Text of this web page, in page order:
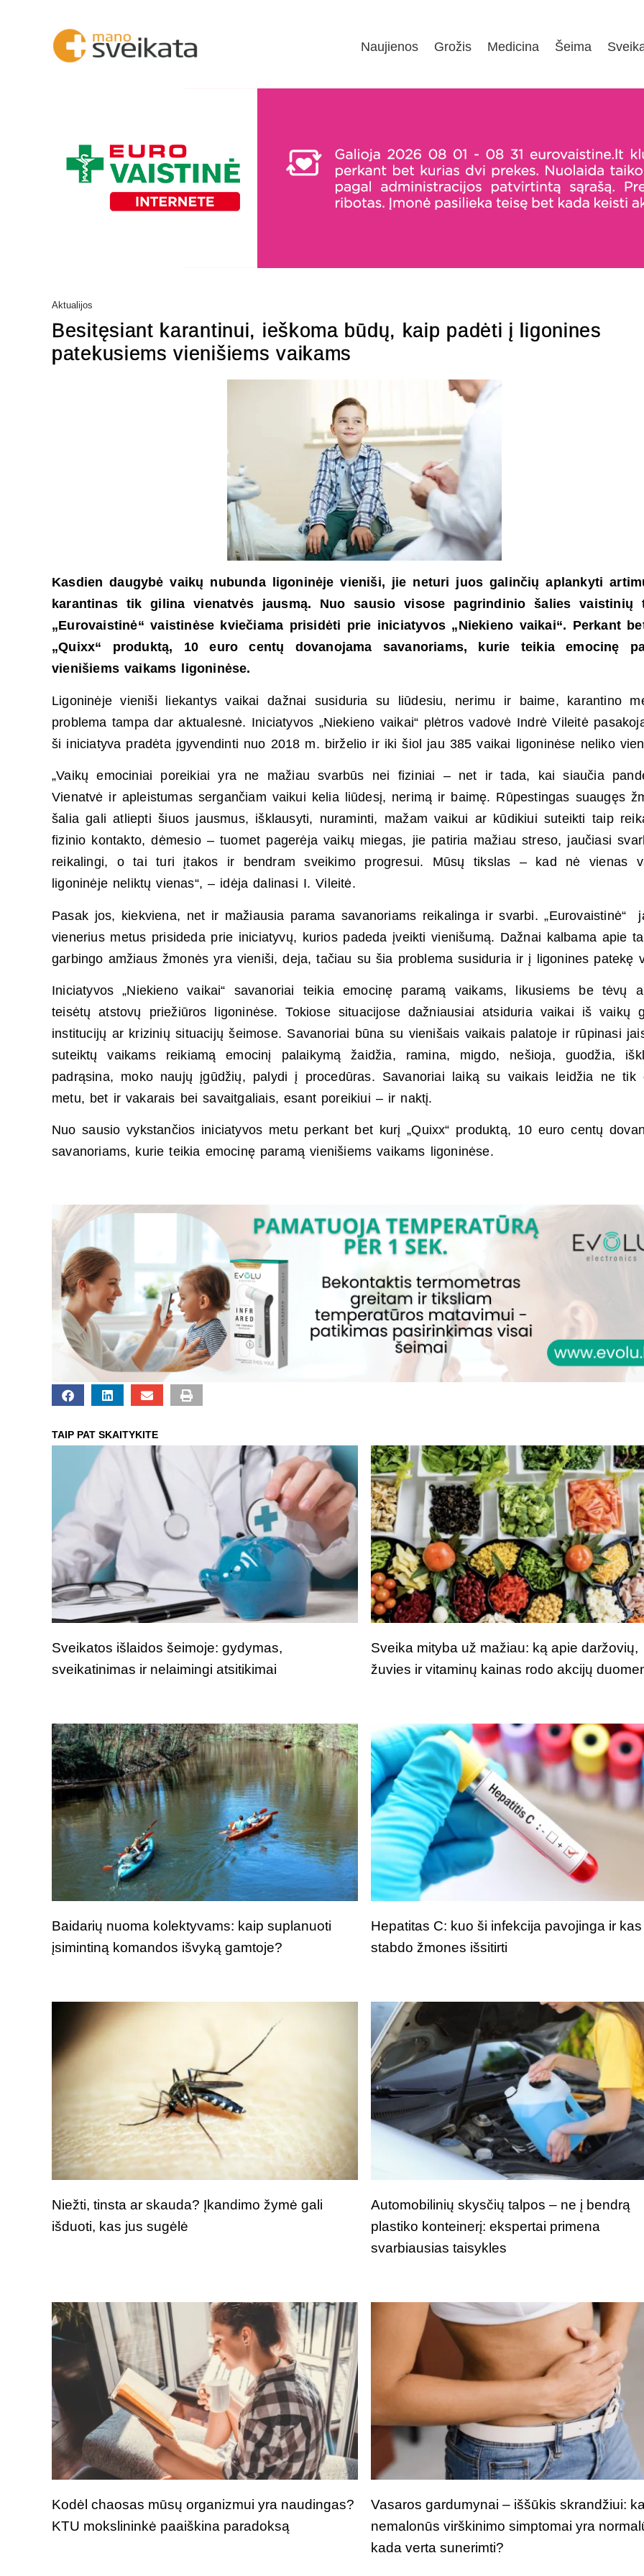
Naujienos Grožis Medicina Šeima
Aktualijos
Besitęsiant karantinui, ieškoma būdų, kaip padėti į ligonines
patekusiems vienišiems vaikams
Kasdien daugybė vaikų nubunda ligoninėje vieniši, jie neturi juos galinčių aplankyti
karantinas tik gilina vienatvės jausmą. Nuo sausio visose pagrindinio šalies vaistinių
„Eurovaistinė“ vaistinėse kviečiama prisidėti prie iniciatyvos „Niekieno vaikai“. Perkant
„Quixx“ produktą, 10 euro centų dovanojama savanoriams, kurie teikia emocinę
vienišiems vaikams ligoninėse.
Ligoninėje vieniši liekantys vaikai dažnai susiduria su liūdesiu, nerimu ir baime, karantino
problema tampa dar aktualesnė. Iniciatyvos „Niekieno vaikai“ plėtros vadovė Indrė Vileitė
ši iniciatyva pradėta įgyvendinti nuo 2018 m. birželio ir iki šiol jau 385 vaikai ligoninėse neliko
„Vaikų emociniai poreikiai yra ne mažiau svarbūs nei fiziniai – net ir tada, kai siaučia
Vienatvė ir apleistumas sergančiam vaikui kelia liūdesį, nerimą ir baimę. Rūpestingas suaugęs
šalia gali atliepti šiuos jausmus, išklausyti, nuraminti, mažam vaikui ar kūdikiui suteikti taip
fizinio kontakto, dėmesio – tuomet pagerėja vaikų miegas, jie patiria mažiau streso, jaučiasi
reikalingi, o tai turi įtakos ir bendram sveikimo progresui. Mūsų tikslas – kad nė vienas
ligoninėje neliktų vienas“, – idėja dalinasi I. Vileitė.
Pasak jos, kiekviena, net ir mažiausia parama savanoriams reikalinga ir svarbi. „Eurovaistinė“
vienerius metus prisideda prie iniciatyvų, kurios padeda įveikti vienišumą. Dažnai kalbama apie
garbingo amžiaus žmonės yra vieniši, deja, tačiau su šia problema susiduria ir į ligonines patekę
Iniciatyvos „Niekieno vaikai“ savanoriai teikia emocinę paramą vaikams, likusiems be tėvų
teisėtų atstovų priežiūros ligoninėse. Tokiose situacijose dažniausiai atsiduria vaikai iš vaikų
institucijų ar krizinių situacijų šeimose. Savanoriai būna su vienišais vaikais palatoje ir rūpinasi
suteiktų vaikams reikiamą emocinį palaikymą žaidžia, ramina, migdo, nešioja, guodžia,
padrąsina, moko naujų įgūdžių, palydi į procedūras. Savanoriai laiką su vaikais leidžia ne tik
metu, bet ir vakarais bei savaitgaliais, esant poreikiui – ir naktį.
Nuo sausio vykstančios iniciatyvos metu perkant bet kurį „Quixx“ produktą, 10 euro centų
savanoriams, kurie teikia emocinę paramą vienišiems vaikams ligoninėse.
TAIP PAT SKAITYKITE
Sveikatos išlaidos šeimoje: gydymas,
sveikatinimas ir nelaimingi atsitikimai
Sveika mityba už mažiau: ką apie daržovių,
žuvies ir vitaminų kainas rodo akcijų
Baidarių nuoma kolektyvams: kaip suplanuoti
įsimintiną komandos išvyką gamtoje?
Hepatitas C: kuo ši infekcija pavojinga ir kas
stabdo žmones išsitirti
Niežti, tinsta ar skauda? Įkandimo žymė gali
išduoti, kas jus sugėlė
Automobilinių skysčių talpos – ne į bendrą
plastiko konteinerį: ekspertai primena
svarbiausias taisykles
Kodėl chaosas mūsų organizmui yra naudingas?
KTU mokslininkė paaiškina paradoksą
Vasaros gardumynai – iššūkis skrandžiui:
nemalonūs virškinimo simptomai yra
kada verta sunerimti?